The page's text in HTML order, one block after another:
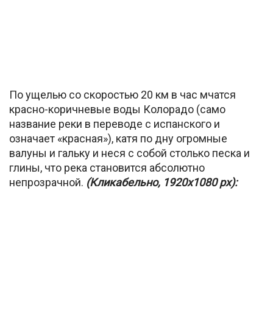
По ущелью со скоростью 20 км в час мчатся
красно-коричневые воды Колорадо (само
название реки в переводе с испанского и
означает «красная»), катя по дну огромные
валуны и гальку и неся с собой столько песка и
глины, что река становится абсолютно
непрозрачной. (Кликабельно, 1920х1080 px):